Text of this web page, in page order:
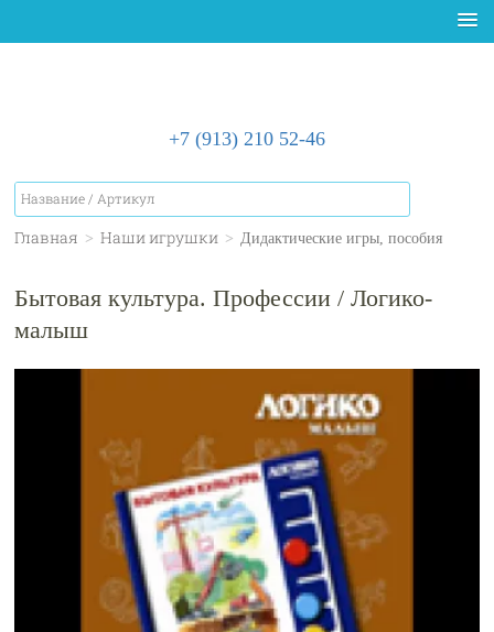
+7 (913) 210 52-46
Главная > Наши игрушки > Дидактические игры, пособия
Бытовая культура. Профессии / Логико-
малыш